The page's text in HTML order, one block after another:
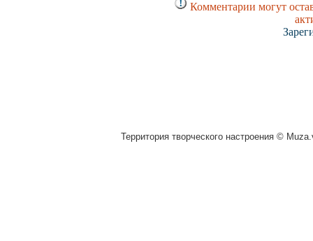
Комментарии могут
Территория творческого настроения ©